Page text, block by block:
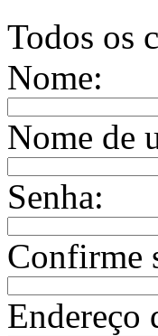
Todos os
Nome:
Nome de
Senha:
Confirme
Endereço